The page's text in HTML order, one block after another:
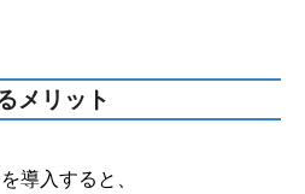
メリット
導入すると、